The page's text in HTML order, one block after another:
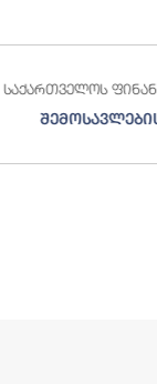
საქართველოს